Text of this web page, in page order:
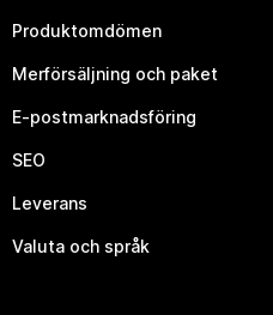
Produktomdömen
Merförsäljning och paket
E-postmarknadsföring
SEO
Leverans
Valuta och språk